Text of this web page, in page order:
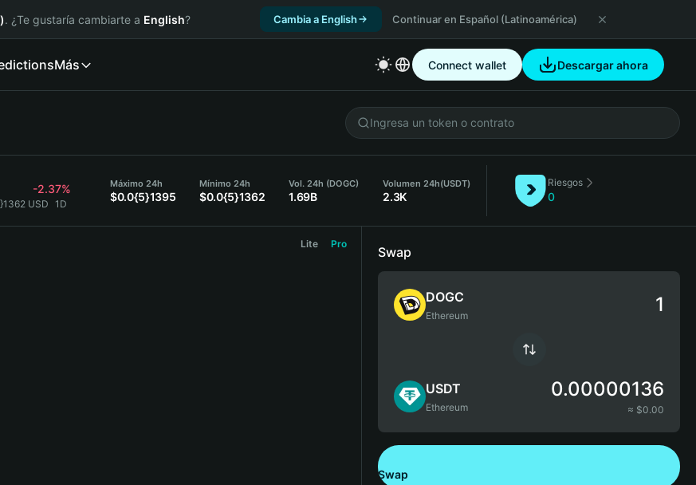
. ¿Te gustaría cambiarte a English? Cambia a English Continuar en Español (Latinoamérica)
Más Connect wallet Descargar ahora
-2.37%
USD 1D
Máximo 24h
$0.0{5}1395
Mínimo 24h
$0.0{5}1362
Vol. 24h (DOGC)
1.69B
Volumen 24h(USDT)
2.3K
Riesgos
0
Lite Pro
Swap
DOGC
Ethereum
USDT
Ethereum
0.00000136
≈ $0.00
Swap